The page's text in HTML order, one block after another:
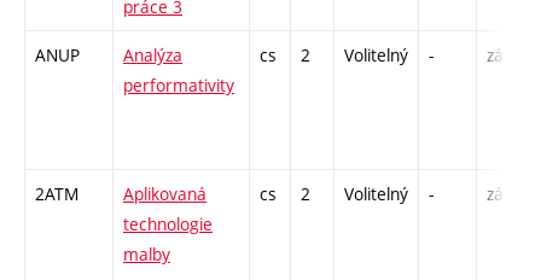
práce 3
ANUP
Analýza
performativity
cs 2 Volitelný - zá
2ATM
Aplikovaná
technologie
malby
cs 2 Volitelný - zá